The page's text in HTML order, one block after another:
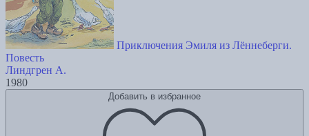
Приключения Эмиля из Лённеберги.
Повесть
Линдгрен А.
1980
Добавить в избранное